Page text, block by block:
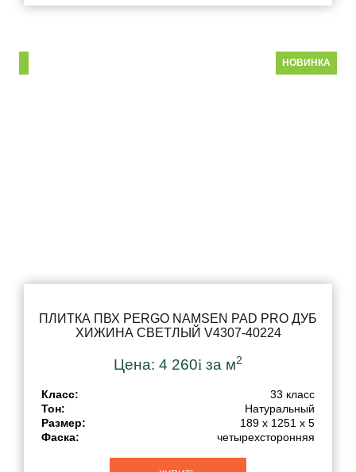
НОВИНКА
ПЛИТКА ПВХ PERGO NAMSEN PAD PRO ДУБ
ХИЖИНА СВЕТЛЫЙ V4307-40224
Цена: 4 260i за м2
Класс:
33 класс
Тон:
Натуральный
Размер:
189 x 1251 x 5
Фаска:
четырехсторонняя